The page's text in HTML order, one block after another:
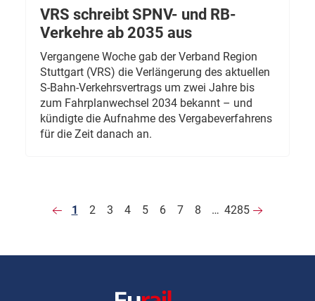
VRS schreibt SPNV- und RB-
Verkehre ab 2035 aus
Vergangene Woche gab der Verband Region
Stuttgart (VRS) die Verlängerung des aktuellen
S-Bahn-Verkehrsvertrags um zwei Jahre bis
zum Fahrplanwechsel 2034 bekannt – und
kündigte die Aufnahme des Vergabeverfahrens
für die Zeit danach an.
1 2 3 4 5 6 7 8 … 4285